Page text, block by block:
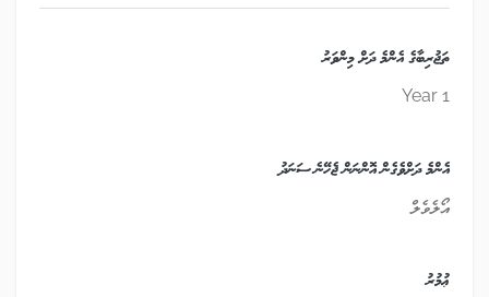
ތަޖުރިބާގެ އެންމެ ދަށް މިންވަރު
1 Year
އެންމެ ދަށްވެގެން އޮންނަން ޖެހޭނެ ސަނަދު
އޯލެވެލް
ޢުމުރު